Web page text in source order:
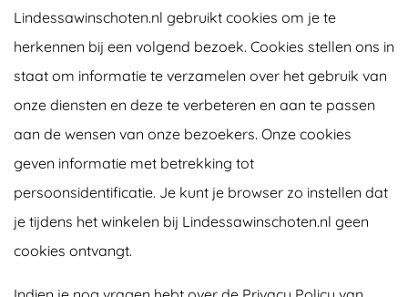
Lindessawinschoten.nl gebruikt cookies om je te
herkennen bij een volgend bezoek. Cookies stellen ons in
staat om informatie te verzamelen over het gebruik van
onze diensten en deze te verbeteren en aan te passen
aan de wensen van onze bezoekers. Onze cookies
geven informatie met betrekking tot
persoonsidentificatie. Je kunt je browser zo instellen dat
je tijdens het winkelen bij Lindessawinschoten.nl geen
cookies ontvangt.